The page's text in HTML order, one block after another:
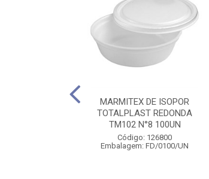
MARMITEX DE ISOPOR
TOTALPLAST REDONDA
TM102 N°8 100UN
Código: 126800
Embalagem: FD/0100/UN